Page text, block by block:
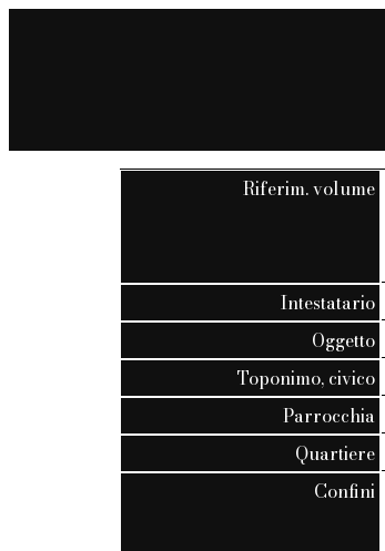
Riferim. volume
Intestatario
Oggetto
Toponimo, civico
Parrocchia
Quartiere
Confini